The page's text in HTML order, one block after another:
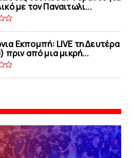
με τoν Παναιτωλι...
Εκπομπή: LIVE τη Δευτέρα
πριν από μια μικρή...